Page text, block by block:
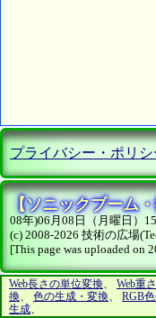
プライバシー・ポリシ
【ソニックブーム
08年)06月08日（月曜日）15
(c) 2008-2026 技術の広場
[This page was uploaded on
Web長さの単位変換、 Web重
換、 色の生成・変換、 RGB
生成、